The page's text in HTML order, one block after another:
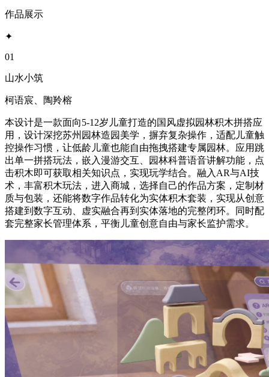
作品展示
✦
01
山水小筑
柯语宸、陶羚榕
本设计是一款面向5-12岁儿童打造的国风虚拟园林积木拼搭应
用，设计深挖苏州园林造园美学，摒弃复杂操作，适配儿童触
控操作习惯，让低龄儿童也能自由拖拽搭建专属园林。应用跳
出单一拼搭玩法，嵌入漫游交互、园林科普语音讲解功能，点
击积木即可获取相关知识点，实现玩学结合。融入AR与AI技
术，丰富积木玩法，进入商城，选择自己的作品方案，定制材
质与包装，还能将数字作品转化为实体积木套装，实现从创意
搭建到数字互动、虚实融合再到实体落地的完整闭环。同时配
套完整家长管理体系，平衡儿童创意自由与家长监护需求。